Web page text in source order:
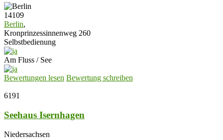
14109
Berlin,
Kronprinzessinnenweg 260
Selbstbedienung
Am Fluss / See
Bewertungen lesen Bewertung schreiben
6191
Seehaus Isernhagen
Niedersachsen